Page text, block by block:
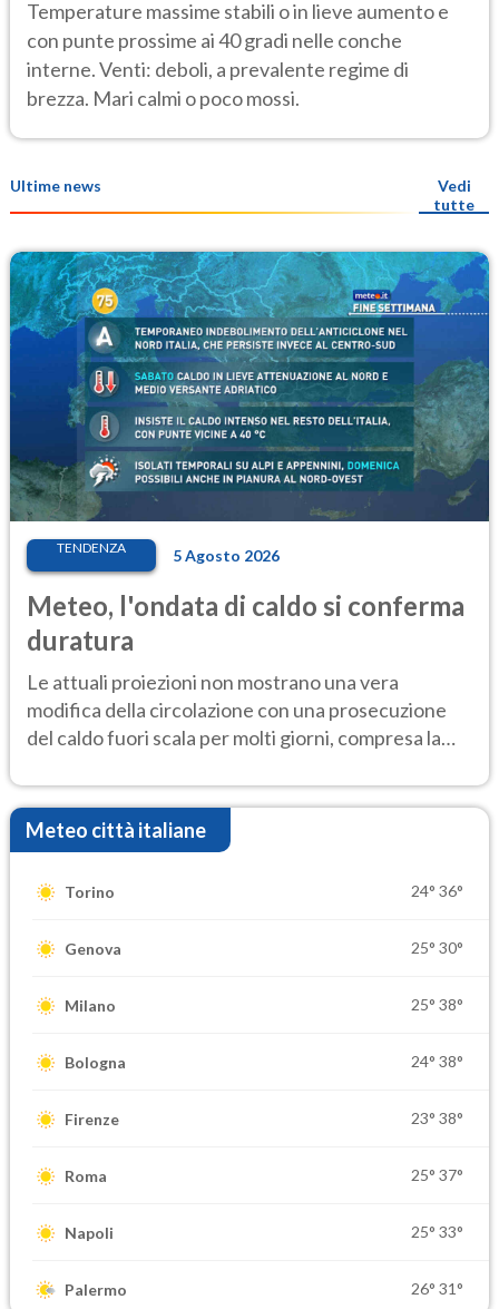
Temperature massime stabili o in lieve aumento e
con punte prossime ai 40 gradi nelle conche
interne. Venti: deboli, a prevalente regime di
brezza. Mari calmi o poco mossi.
Ultime news
Vedi
tutte
TENDENZA 5 Agosto 2026
Meteo, l'ondata di caldo si conferma
duratura
Le attuali proiezioni non mostrano una vera
modifica della circolazione con una prosecuzione
del caldo fuori scala per molti giorni, compresa la
Meteo città italiane
Torino 24° 36°
Genova 25° 30°
Milano 25° 38°
Bologna 24° 38°
Firenze 23° 38°
Roma 25° 37°
Napoli 25° 33°
Palermo 26° 31°